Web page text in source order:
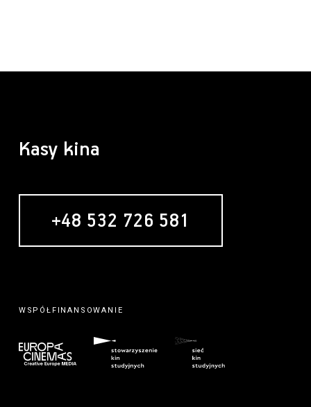
Kasy kina
+48 532 726 581
WSPÓŁFINANSOWANIE